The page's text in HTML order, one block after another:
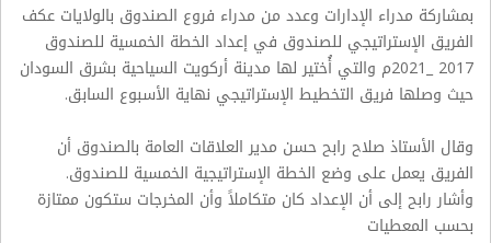
بمشاركة مدراء الإدارات وعدد من مدراء فروع الصندوق بالولايات عكف
الفريق الإستراتيجي للصندوق في إعداد الخطة الخمسية للصندوق
2017 _2021م والتي أُختير لها مدينة أركويت السياحية بشرق السودان
حيث وصلها فريق التخطيط الإستراتيجي نهاية الأسبوع السابق.
وقال الأستاذ صلاح رابح حسن مدير العلاقات العامة بالصندوق أن
الفريق يعمل على وضع الخطة الإستراتيجية الخمسية للصندوق.
وأشار رابح إلى أن الإعداد كان متكاملاً وأن المخرجات ستكون ممتازة
بحسب المعطيات